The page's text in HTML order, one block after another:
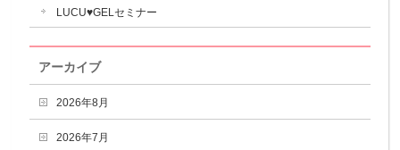
LUCU♥GELセミナー
アーカイブ
2026年8月
2026年7月